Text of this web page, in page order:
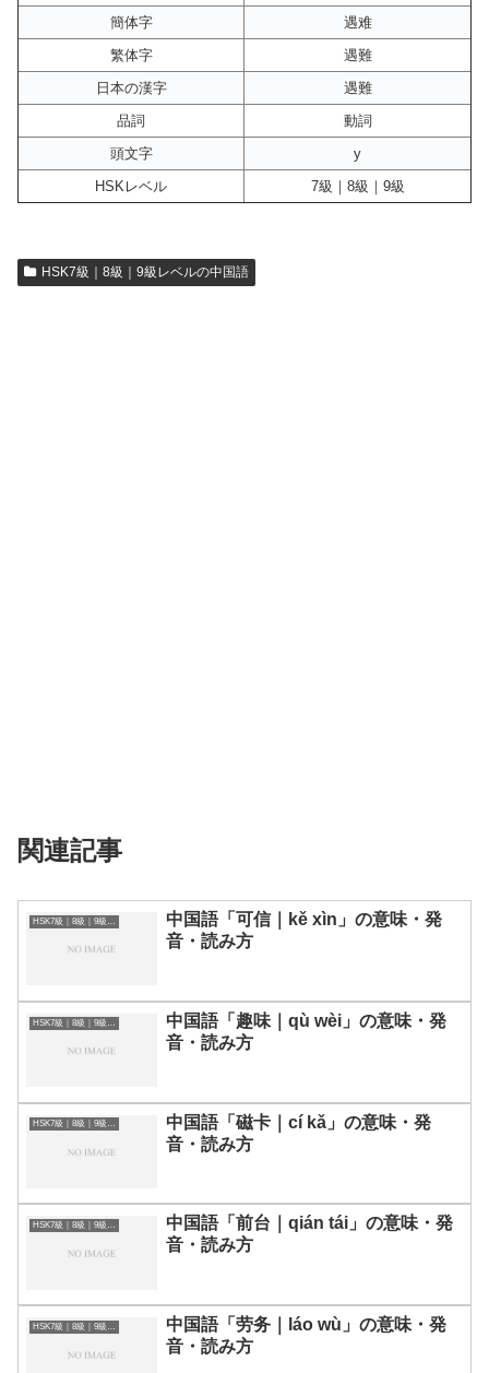
簡体字
遇难
繁体字
遇難
日本の漢字
遇難
品詞
動詞
頭文字
y
HSKレベル
7級｜8級｜9級
HSK7級｜8級｜9級レベルの中国語
関連記事
中国語「可信｜kě xìn」の意味・発
音・読み方
中国語「趣味｜qù wèi」の意味・発
音・読み方
HSK7級｜8級｜9級レベルの中国語
中国語「磁卡｜cí kǎ」の意味・発
音・読み方
HSK7級｜8級｜9級レベルの中国語
中国語「前台｜qián tái」の意味・発
音・読み方
HSK7級｜8級｜9級レベルの中国語
中国語「劳务｜láo wù」の意味・発
音・読み方